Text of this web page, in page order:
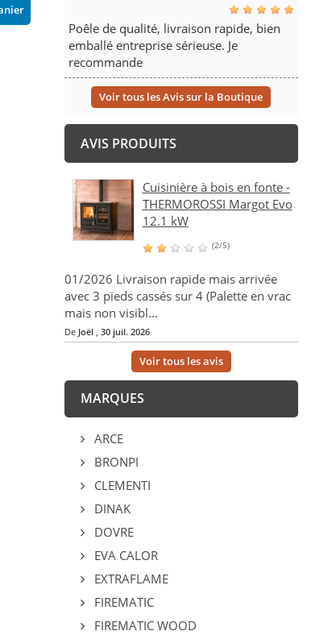
Poêle de qualité, livraison rapide, bien
emballé entreprise sérieuse. Je
recommande
Voir tous les Avis sur la Boutique
AVIS PRODUITS
Cuisinière à bois en fonte -
THERMOROSSI Margot Evo
12.1 kW
(2/5)
01/2026 Livraison rapide mais arrivée
avec 3 pieds cassés sur 4 (Palette en vrac
mais non visibl...
De Joël, 30 juil. 2026
Voir tous les avis
MARQUES
ARCE
BRONPI
CLEMENTI
DINAK
DOVRE
EVA CALOR
EXTRAFLAME
FIREMATIC
FIREMATIC WOOD